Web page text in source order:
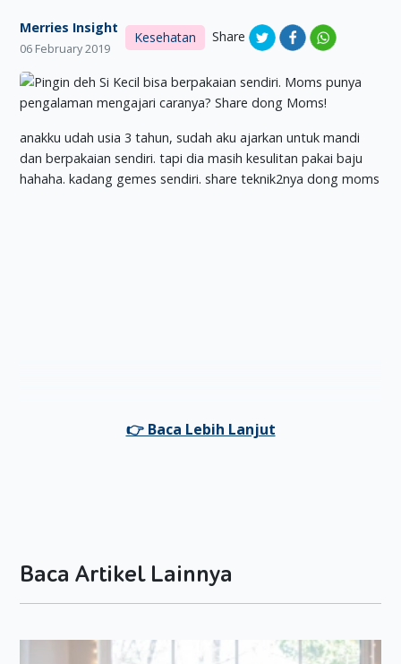
Merries Insight
06 February 2019
Kesehatan Share
anakku udah usia 3 tahun, sudah aku ajarkan untuk mandi
dan berpakaian sendiri. tapi dia masih kesulitan pakai baju
hahaha. kadang gemes sendiri. share teknik2nya dong moms
Baca Artikel Lainnya